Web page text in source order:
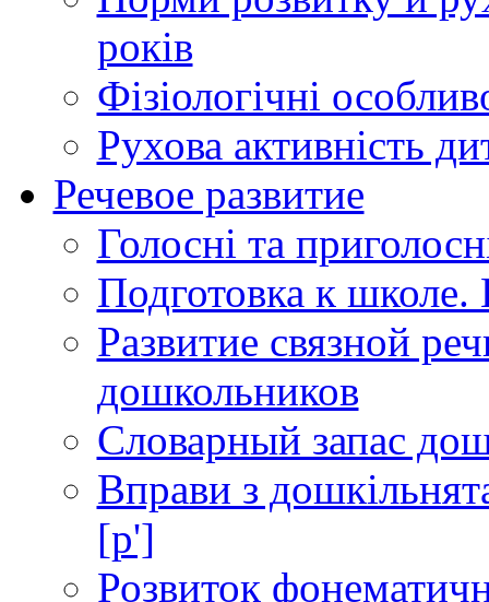
років
Фізіологічні
Рухова активність
Речевое развитие
Голосні та
Подготовка к школе.
Развитие связной
дошкольников
Словарный запас
Вправи з
[р']
Розвиток